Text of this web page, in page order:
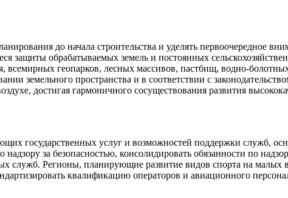
до начала строительства и уделять первоочередное
защиты обрабатываемых земель и постоянных
геопарков, лесных массивов, пастбищ, водно-
земельного пространства и в соответствии с
достигая гармоничного сосуществования развития
государственных услуг и возможностей поддержки служб,
за безопасностью, консолидировать обязанности по
служб. Регионы, планирующие развитие видов спорта на малых
квалификацию операторов и авиационного